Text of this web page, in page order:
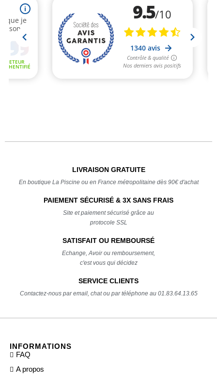
LIVRAISON GRATUITE
En boutique La Piscine ou en France métropolitaine dès 90€ d'achat
PAIEMENT SÉCURISÉ & 3X SANS FRAIS
Site et paiement sécurisé grâce au
protocole SSL
SATISFAIT OU REMBOURSÉ
Echange, Avoir ou remboursement,
c'est vous qui décidez
SERVICE CLIENTS
Contactez-nous par email, chat ou par téléphone au 01.83.64.13.65
INFORMATIONS
FAQ
A propos